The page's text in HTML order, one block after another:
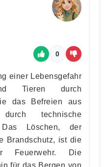
0
einer Lebensgefahr
Tieren durch
das Befreien aus
technische
Das Löschen, der
Brandschutz, ist die
Feuerwehr. Die
für das Bergen von